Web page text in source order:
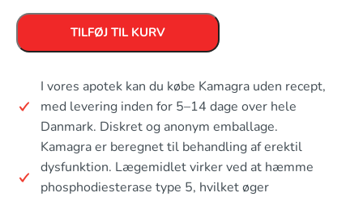
TILFØJ TIL KURV
I vores apotek kan du købe Kamagra uden recept,
med levering inden for 5–14 dage over hele
Danmark. Diskret og anonym emballage.
Kamagra er beregnet til behandling af erektil
dysfunktion. Lægemidlet virker ved at hæmme
phosphodiesterase type 5, hvilket øger